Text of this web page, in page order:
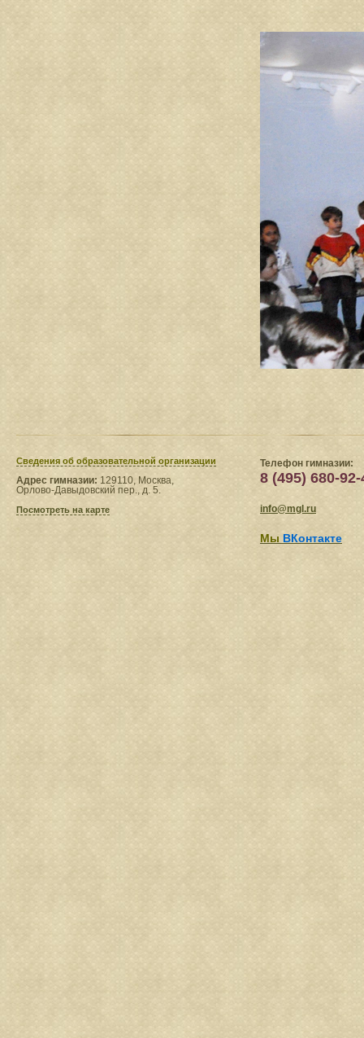
Сведения​ об образовательной организации
Адрес гимназии: 129110, Москва,
Орлово-Давыдовский пер., д. 5.
Посмотреть на карте
Телефон гимназии:
8 (495) 680-92-
info@mgl.ru
Мы ВКонтакте